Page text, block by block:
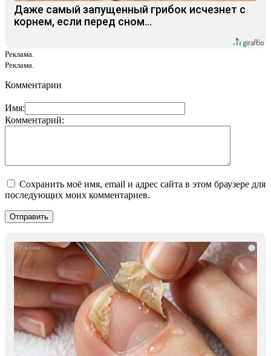
Даже самый запущенный грибок исчезнет с
корнем, если перед сном…
Реклама.
Реклама.
Комментарии
Имя:
Комментарий:
Сохранить моё имя, email и адрес сайта в этом браузере для
последующих моих комментариев.
i